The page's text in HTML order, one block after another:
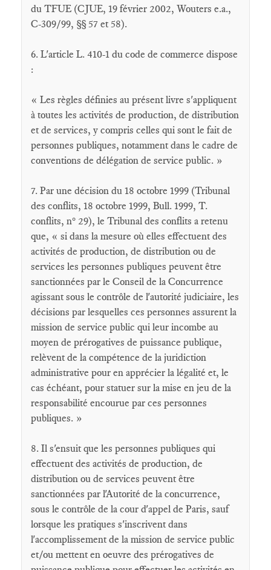
du TFUE (CJUE, 19 février 2002, Wouters e.a.,
C-309/99, §§ 57 et 58).
6. L'article L. 410-1 du code de commerce dispose
:
« Les règles définies au présent livre s'appliquent
à toutes les activités de production, de distribution
et de services, y compris celles qui sont le fait de
personnes publiques, notamment dans le cadre de
conventions de délégation de service public. »
7. Par une décision du 18 octobre 1999 (Tribunal
des conflits, 18 octobre 1999, Bull. 1999, T.
conflits, n° 29), le Tribunal des conflits a retenu
que, « si dans la mesure où elles effectuent des
activités de production, de distribution ou de
services les personnes publiques peuvent être
sanctionnées par le Conseil de la Concurrence
agissant sous le contrôle de l'autorité judiciaire, les
décisions par lesquelles ces personnes assurent la
mission de service public qui leur incombe au
moyen de prérogatives de puissance publique,
relèvent de la compétence de la juridiction
administrative pour en apprécier la légalité et, le
cas échéant, pour statuer sur la mise en jeu de la
responsabilité encourue par ces personnes
publiques. »
8. Il s'ensuit que les personnes publiques qui
effectuent des activités de production, de
distribution ou de services peuvent être
sanctionnées par l'Autorité de la concurrence,
sous le contrôle de la cour d'appel de Paris, sauf
lorsque les pratiques s'inscrivent dans
l'accomplissement de la mission de service public
et/ou mettent en oeuvre des prérogatives de